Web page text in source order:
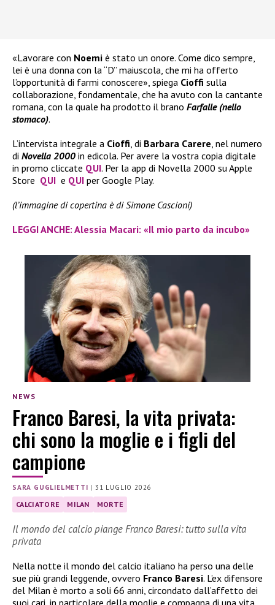
«Lavorare con Noemi è stato un onore. Come dico sempre,
lei è una donna con la “D” maiuscola, che mi ha offerto
l’opportunità di farmi conoscere», spiega Cioffi sulla
collaborazione, fondamentale, che ha avuto con la cantante
romana, con la quale ha prodotto il brano Farfalle (nello
stomaco).
L’intervista integrale a Cioffi , di Barbara Carere , nel numero
di Novella 2000 in edicola. Per avere la vostra copia digitale
in promo cliccate QUI. Per la app di Novella 2000 su Apple
Store QUI e QUI per Google Play.
(l’immagine di copertina è di Simone Cascioni)
LEGGI ANCHE: Alessia Macari: «Il mio parto da incubo»
NEWS
Franco Baresi, la vita privata:
chi sono la moglie e i figli del
campione
SARA GUGLIELMETTI |31 LUGLIO 2026
CALCIATORE MILAN MORTE
Il mondo del calcio piange Franco Baresi: tutto sulla vita
privata
Nella notte il mondo del calcio italiano ha perso una delle
sue più grandi leggende, ovvero Franco Baresi. L’ex difensore
del Milan è morto a soli 66 anni, circondato dall’affetto dei
suoi cari, in particolare della moglie e compagna di una vita,